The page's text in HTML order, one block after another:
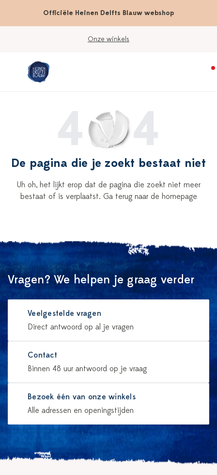
Officiële Heinen Delfts Blauw webshop
Onze winkels
De pagina die je zoekt bestaat niet
Uh oh, het lijkt erop dat de pagina die zoekt niet meer
bestaat of is verplaatst. Ga terug naar de homepage
Vragen? We helpen je graag verder
Veelgestelde vragen
Direct antwoord op al je vragen
Contact
Binnen 48 uur antwoord op je vraag
Bezoek één van onze winkels
Alle adressen en openingstijden